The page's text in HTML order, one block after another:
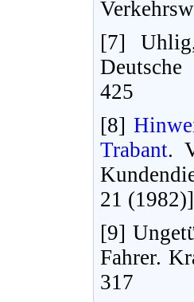
[7]
425
[8]
Trabant.
21 (1982)]
[9]
Fahrer.
317